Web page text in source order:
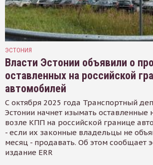
ЭСТОНИЯ
Власти Эстонии объявили о
оставленных на российской
автомобилей
С октября 2025 года Транспортный
Эстонии начнет изымать оставленные
возле КПП на российской границе
- если их законные владельцы не
месяц - продавать. Об этом сообщает
издание ERR